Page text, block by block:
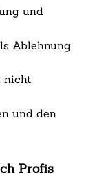
und
Ablehnung
nicht
und den
Profis